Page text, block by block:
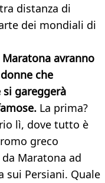
distanza di
dei mondiali di
avranno
che
gareggerà
La prima?
lì, dove tutto è
greco
Maratona ad
sui Persiani. Quale